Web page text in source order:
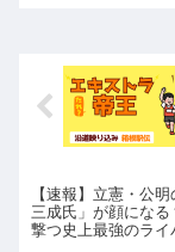
【速報】立憲・公
三成氏」が顔になる
撃つ史上最強のライ